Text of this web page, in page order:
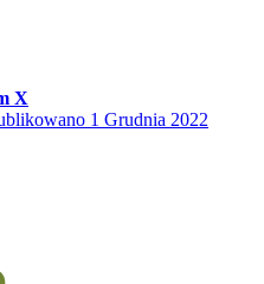
X
1 Grudnia 2022